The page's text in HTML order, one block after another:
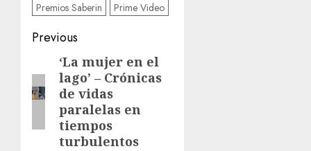
Premios Saberin
Prime Video
Previous
‘La mujer en el
lago’ – Crónicas
de vidas
paralelas en
tiempos
turbulentos